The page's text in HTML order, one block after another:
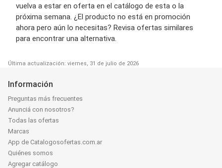
vuelva a estar en oferta en el catálogo de esta o la
próxima semana. ¿El producto no está en promoción
ahora pero aún lo necesitas? Revisa ofertas similares
para encontrar una alternativa.
Última actualización: viernes, 31 de julio de 2026
Información
Preguntas más frecuentes
Anunciá con nosotros?
Todas las ofertas
Marcas
App de Catalogosofertas.com.ar
Quiénes somos
Agregar catálogo